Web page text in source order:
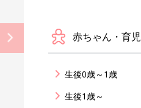
赤ちゃん・育児
生後0歳～1歳
生後1歳～